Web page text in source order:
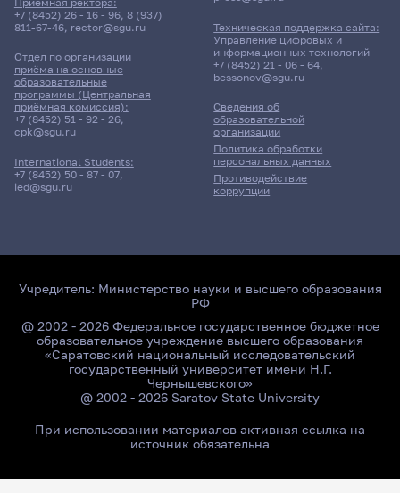
+7 (8452) 26 - 16 - 96, 8 (937)
811-67-46, rector@sgu.ru
Отдел по организации
приёма на основные
образовательные
программы (Центральная
приёмная комиссия):
+7 (8452) 51 - 92 - 26,
cpk@sgu.ru
International Students:
+7 (8452) 50 - 87 - 07,
ied@sgu.ru
Сведения об
образовательной
организации
Политика обработки
персональных данных
Противодействие
коррупции
Техническая поддержка сайта:
Управление цифровых и
информационных технологий
+7 (8452) 21 - 06 - 64,
bessonov@sgu.ru
Учредитель: Министерство науки и высшего образования
РФ
@ 2002 - 2026 Федеральное государственное бюджетное
образовательное учреждение высшего образования
«Саратовский национальный исследовательский
государственный университет имени Н.Г.
Чернышевского»
@ 2002 - 2026 Saratov State University
При использовании материалов активная ссылка на
источник обязательна